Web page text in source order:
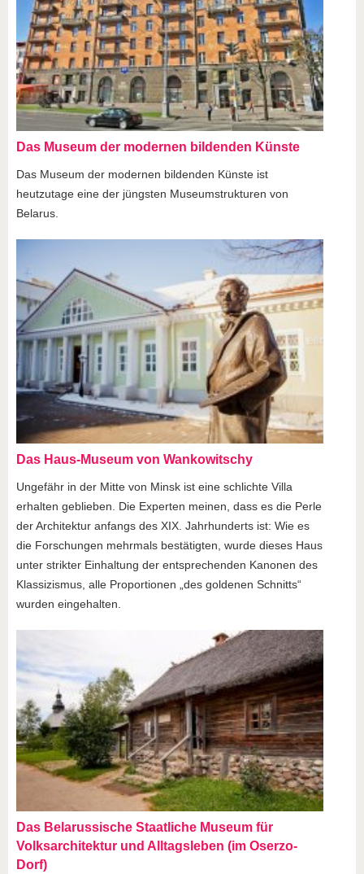
Das Museum der modernen bildenden Künste
Das Museum der modernen bildenden Künste ist
heutzutage eine der jüngsten Museumstrukturen von
Belarus.
Das Haus-Museum von Wankowitschy
Ungefähr in der Mitte von Minsk ist eine schlichte Villa
erhalten geblieben. Die Experten meinen, dass es die Perle
der Architektur anfangs des XIX. Jahrhunderts ist: Wie es
die Forschungen mehrmals bestätigten, wurde dieses Haus
unter strikter Einhaltung der entsprechenden Kanonen des
Klassizismus, alle Proportionen „des goldenen Schnitts“
wurden eingehalten.
Das Belarussische Staatliche Museum für
Volksarchitektur und Alltagsleben (im Oserzo-
Dorf)